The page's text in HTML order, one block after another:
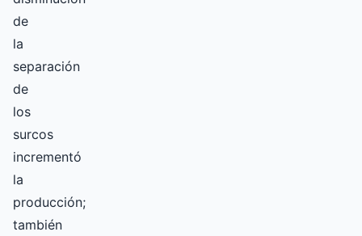
de
la
separación
de
los
surcos
incrementó
la
producción;
también